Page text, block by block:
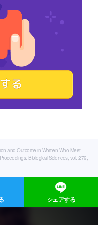
and Outcome in Women Who Meet
Biological Sciences, vol. 279,
シェアする